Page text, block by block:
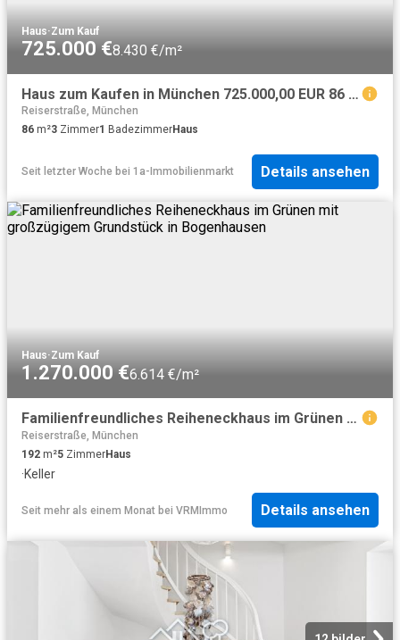
Haus·Zum Kauf
725.000 €8.430 €/m²
Haus zum Kaufen in München 725.000,00 EUR 86 m²
Reiserstraße, München
86 m²3 Zimmer1 BadezimmerHaus
Seit letzter Woche bei 1a-Immobilienmarkt Details ansehen
Haus·Zum Kauf
1.270.000 €6.614 €/m²
Familienfreundliches Reiheneckhaus im Grünen mit großzügigem Grundstück in Bogenhausen
Reiserstraße, München
192 m²5 ZimmerHaus
·Keller
Seit mehr als einem Monat bei VRMImmo Details ansehen